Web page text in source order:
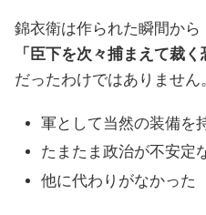
錦衣衛は作られた瞬間から
「臣下を次々捕まえて裁く
だったわけではありません
軍として当然の装備を
たまたま政治が不安定
他に代わりがなかった